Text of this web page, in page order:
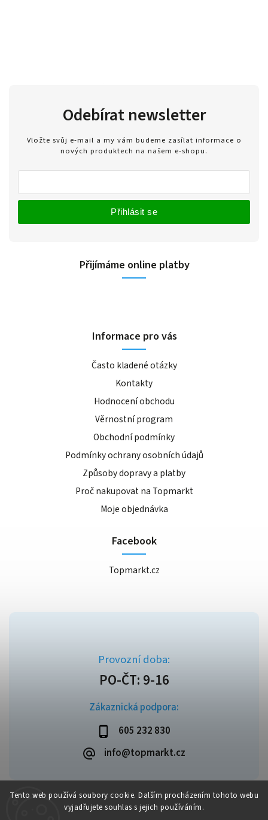
Tento web používá soubory cookie. Dalším procházením tohoto webu
vyjadřujete souhlas s jejich používáním.
Zákaznická podpora:
605 232 830
info@topmarkt.cz
Odebírat newsletter
Vložte svůj e-mail a my vám budeme zasílat informace o
nových produktech na našem e-shopu.
Přihlásit se
Přijímáme online platby
Informace pro vás
Často kladené otázky
Kontakty
Hodnocení obchodu
Věrnostní program
Obchodní podmínky
Podmínky ochrany osobních údajů
Způsoby dopravy a platby
Proč nakupovat na Topmarkt
Moje objednávka
Facebook
Topmarkt.cz
Copyright 2026 Topmarkt.cz. Všechna práva vyhrazena.